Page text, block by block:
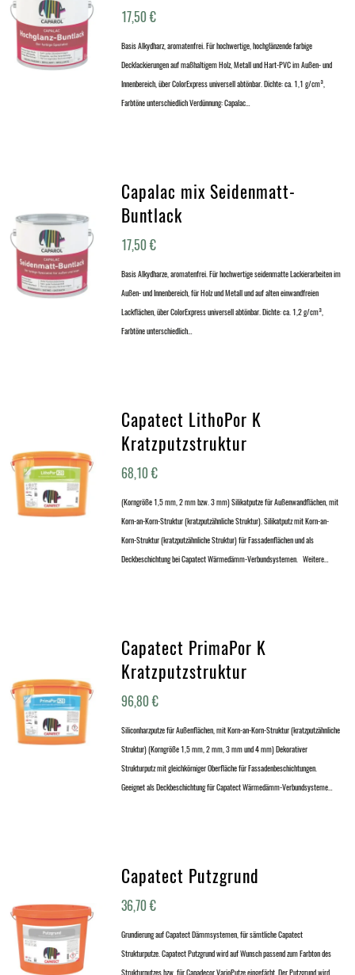
17,50€
Basis Alkydharz, aromatenfrei. Für hochwertige, hochglänzende farbige
Decklackierungen auf maßhaltigem Holz, Metall und Hart-PVC im Außen- und
Innenbereich, über ColorExpress universell abtönbar. Dichte: ca. 1,1 g/cm³,
Farbtöne unterschiedlich Verdünnung: Capalac…
Capalac mix Seidenmatt-
Buntlack
17,50€
Basis Alkydharze, aromatenfrei. Für hochwertige seidenmatte Lackierarbeiten im
Außen- und Innenbereich, für Holz und Metall und auf alten einwandfreien
Lackflächen, über ColorExpress universell abtönbar. Dichte: ca. 1,2 g/cm³,
Farbtöne unterschiedlich…
Capatect LithoPor K
Kratzputzstruktur
68,10€
(Korngröße 1,5 mm, 2 mm bzw. 3 mm) Silikatputze für Außenwandflächen, mit
Korn-an-Korn-Struktur (kratzputzähnliche Struktur). Silikatputz mit Korn-an-
Korn-Struktur (kratzputzähnliche Struktur) für Fassadenflächen und als
Deckbeschichtung bei Capatect Wärmedämm-Verbundsystemen. Weitere…
Capatect PrimaPor K
Kratzputzstruktur
96,80€
Siliconharzputze für Außenflächen, mit Korn-an-Korn-Struktur (kratzputzähnliche
Struktur) (Korngröße 1,5 mm, 2 mm, 3 mm und 4 mm) Dekorativer
Strukturputz mit gleichkörniger Oberfläche für Fassadenbeschichtungen.
Geeignet als Deckbeschichtung für Capatect Wärmedämm-Verbundsysteme…
Capatect Putzgrund
36,70€
Grundierung auf Capatect Dämmsystemen, für sämtliche Capatect
Strukturputze. Capatect Putzgrund wird auf Wunsch passend zum Farbton des
Strukturputzes bzw. für Capadecor VarioPutze eingefärbt. Der Putzgrund wird